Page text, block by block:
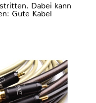
Dabei kann
Gute Kabel